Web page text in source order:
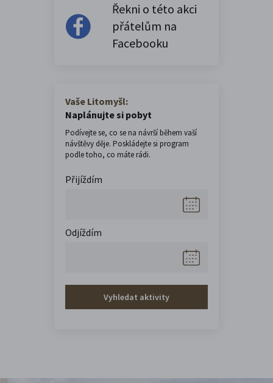
Řekni o této akci
přátelům na
Facebooku
Vaše Litomyšl:
Naplánujte si pobyt
Podívejte se, co se na návrší během vaší
návštěvy děje. Poskládejte si program
podle toho, co máte rádi.
Přijíždím
Odjíždím
Vyhledat aktivity